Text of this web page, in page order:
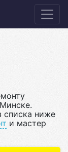
списка ниже
и мастер